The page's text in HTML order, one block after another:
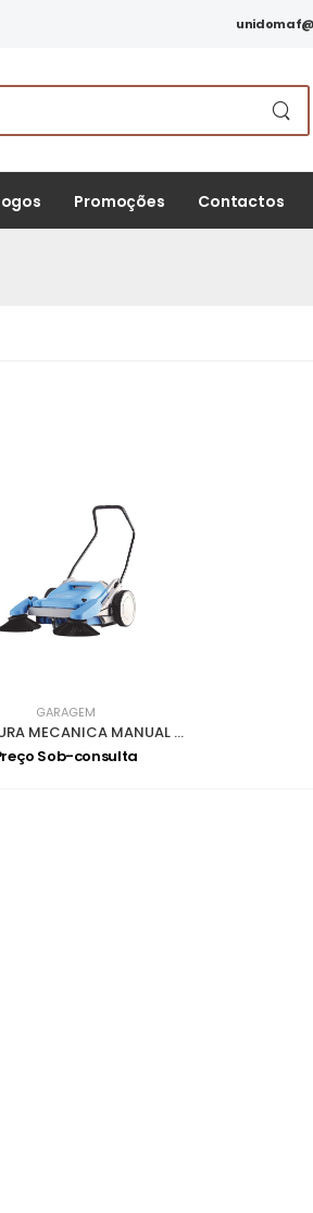
Promoções Contactos
GARAGEM
VASSOURA MECANICA MANUAL 30lts COLLY 800
Sob-consulta